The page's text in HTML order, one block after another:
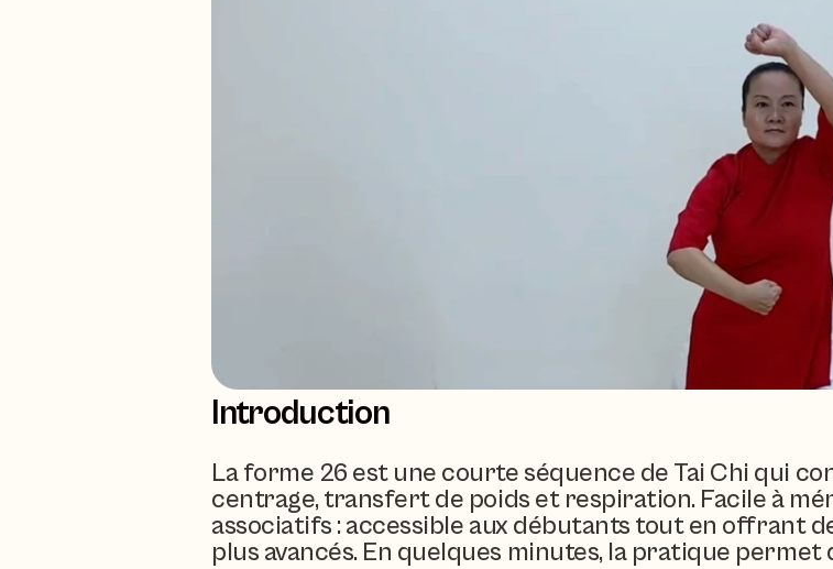
Introduction
La forme 26 est une courte séquence de Tai Chi qui
centrage, transfert de poids et respiration. Facile à
associatifs : accessible aux débutants tout en offrant
plus avancés. En quelques minutes, la pratique